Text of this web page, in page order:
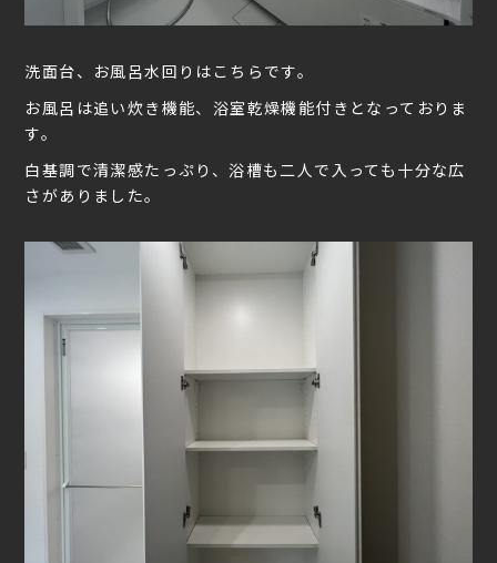
洗面台、お風呂水回りはこちらです。
お風呂は追い炊き機能、浴室乾燥機能付きとなっておりま
す。
白基調で清潔感たっぷり、浴槽も二人で入っても十分な広
さがありました。